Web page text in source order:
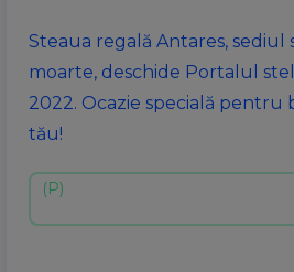
Steaua regală Antares,
moarte, deschide Portalul
2022. Ocazie specială
tău!